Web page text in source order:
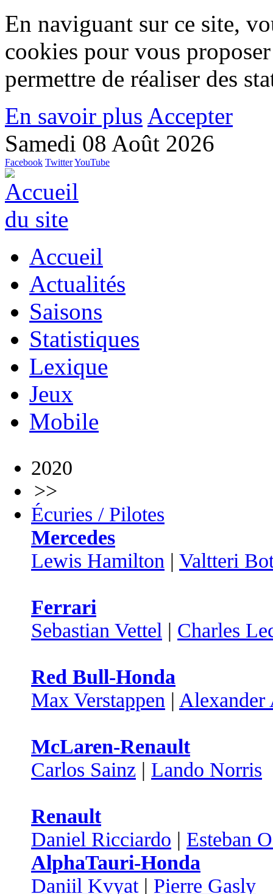
En naviguant sur ce site,
cookies pour vous
permettre de réaliser des
En savoir plus Accepter
Samedi 08 Août 2026
Facebook TwitterYouTube
Accueil
Actualités
Saisons
Statistiques
Lexique
Jeux
Mobile
2020
>>
Écuries / Pilotes
Mercedes
Lewis Hamilton | Valtteri
Ferrari
Sebastian Vettel | Charles
Red Bull-Honda
Max Verstappen | Alexander
McLaren-Renault
Carlos Sainz | Lando Norris
Renault
Daniel Ricciardo | Esteban
AlphaTauri-Honda
Daniil Kvyat| Pierre Gasly